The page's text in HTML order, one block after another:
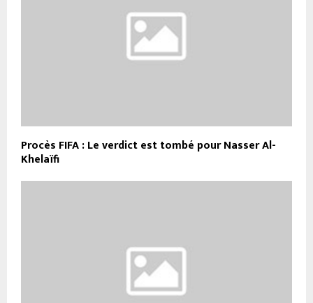
Procès FIFA : Le verdict est tombé pour Nasser Al-
Khelaïfi